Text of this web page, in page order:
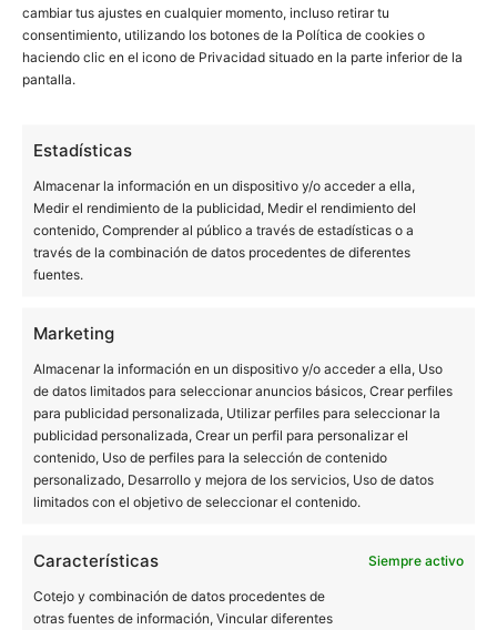
cambiar tus ajustes en cualquier momento, incluso retirar tu
consentimiento, utilizando los botones de la Política de cookies o
haciendo clic en el icono de Privacidad situado en la parte inferior de la
pantalla.
Estadísticas
Almacenar la información en un dispositivo y/o acceder a ella,
Medir el rendimiento de la publicidad, Medir el rendimiento del
contenido, Comprender al público a través de estadísticas o a
través de la combinación de datos procedentes de diferentes
fuentes.
Marketing
Almacenar la información en un dispositivo y/o acceder a ella, Uso
de datos limitados para seleccionar anuncios básicos, Crear perfiles
para publicidad personalizada, Utilizar perfiles para seleccionar la
publicidad personalizada, Crear un perfil para personalizar el
contenido, Uso de perfiles para la selección de contenido
personalizado, Desarrollo y mejora de los servicios, Uso de datos
limitados con el objetivo de seleccionar el contenido.
Características Siempre activo
Cotejo y combinación de datos procedentes de
otras fuentes de información, Vincular diferentes
la idea de ser una nueva visión de la odontología. En la
actualidad 400.000 pacientes en nuestras clínicas no
pueden estar equivocados.
Queremos agradeceros a todos vuestra confianza. Vamos
BUCALIA BARCELONA
Pl. Universitat 3, 3ª planta (edificio Forcadell)
08007 Barcelona
934 516 230